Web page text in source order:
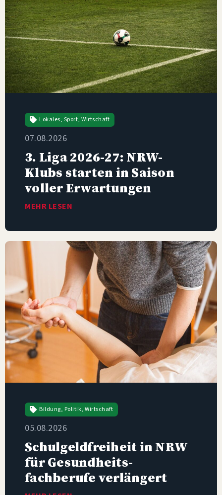
Lokales, Sport, Wirtschaft
07.08.2026
3. Liga 2026-27: NRW-
Klubs starten in Saison
voller Erwartungen
MEHR LESEN
Bildung, Politik, Wirtschaft
05.08.2026
Schulgeldfreiheit in NRW
für Gesundheits­
fachberufe verlängert